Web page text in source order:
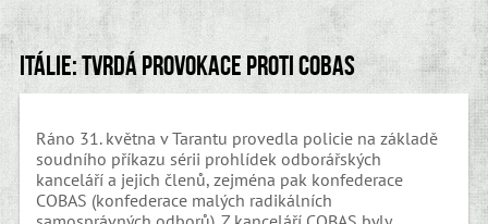
Itálie: tvrdá provokace proti COBAS
Ráno 31. května v Tarantu provedla policie na základě
soudního příkazu sérii prohlídek odborářských
kanceláří a jejich členů, zejména pak konfederace
COBAS (konfederace malých radikálních